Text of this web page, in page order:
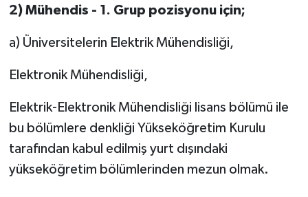
2) Mühendis - 1. Grup pozisyonu için;
a) Üniversitelerin Elektrik Mühendisliği,
Elektronik Mühendisliği,
Elektrik-Elektronik Mühendisliği lisans bölümü ile
bu bölümlere denkliği Yükseköğretim Kurulu
tarafından kabul edilmiş yurt dışındaki
yükseköğretim bölümlerinden mezun olmak.